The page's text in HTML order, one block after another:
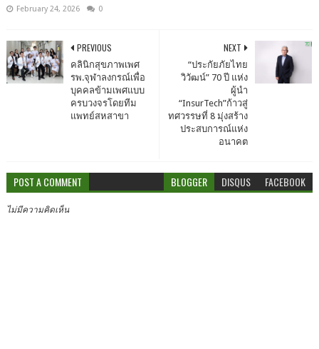
February 24, 2026 0
NEXT
“ประกัยภัยไทย
วิวัฒน์” 70 ปี แห่ง
ผู้นำ
“InsurTech”ก้าวสู่
ทศวรรษที่ 8 มุ่งสร้าง
ประสบการณ์แห่ง
อนาคต
PREVIOUS
คลินิกสุขภาพเพศ
รพ.จุฬาลงกรณ์เพื่อ
บุคคลข้ามเพศแบบ
ครบวงจรโดยทีม
แพทย์สหสาขา
POST A COMMENT BLOGGER DISQUS FACEBOOK
ไม่มีความคิดเห็น